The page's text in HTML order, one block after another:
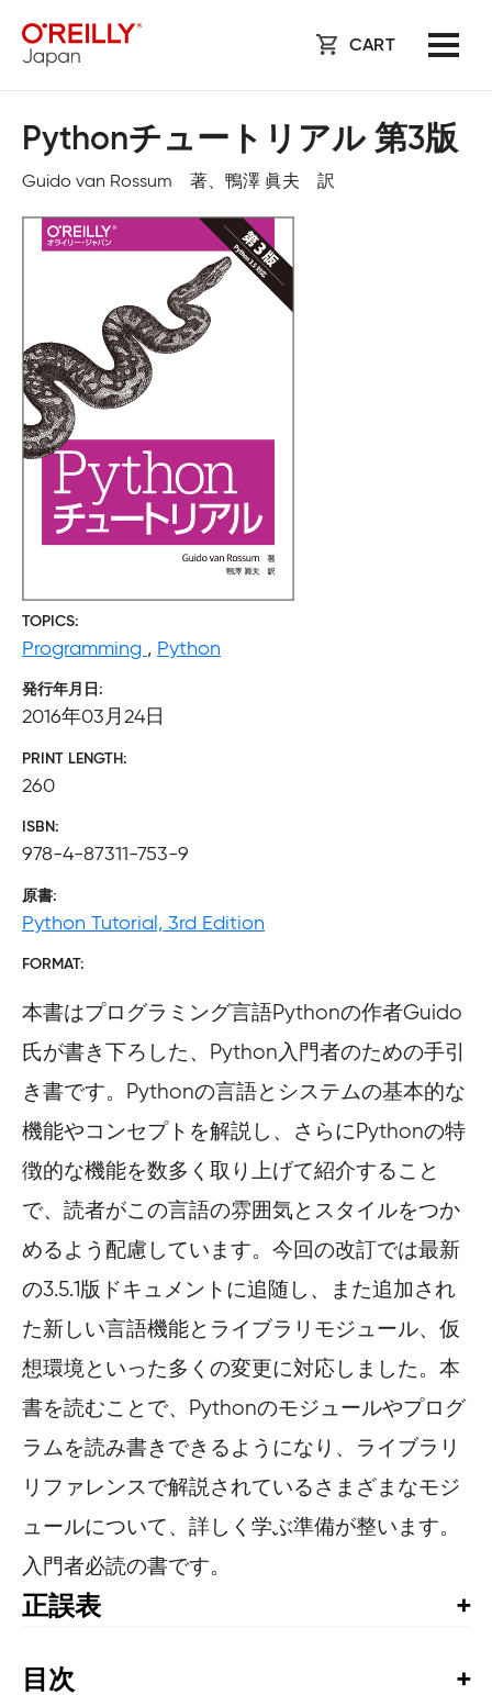
CART
Pythonチュートリアル 第3版
Guido van Rossum 著、鴨澤 眞夫 訳
TOPICS
Programming , Python
発行年月日
2016年03月24日
PRINT LENGTH
260
ISBN
978-4-87311-753-9
原書
Python Tutorial, 3rd Edition
FORMAT
本書はプログラミング言語Pythonの作者Guido
氏が書き下ろした、Python入門者のための手引
き書です。Pythonの言語とシステムの基本的な
機能やコンセプトを解説し、さらにPythonの特
徴的な機能を数多く取り上げて紹介すること
で、読者がこの言語の雰囲気とスタイルをつか
めるよう配慮しています。今回の改訂では最新
の3.5.1版ドキュメントに追随し、また追加され
た新しい言語機能とライブラリモジュール、仮
想環境といった多くの変更に対応しました。本
書を読むことで、Pythonのモジュールやプログ
ラムを読み書きできるようになり、ライブラリ
リファレンスで解説されているさまざまなモジ
ュールについて、詳しく学ぶ準備が整います。
入門者必読の書です。
正誤表
います。お手持ちの書籍では、すでに修正が施されてい
目次